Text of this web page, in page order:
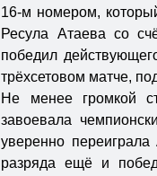
16-м номером,
Ресула Атаева со
победил
трёхсетовом матче,
Не менее громкой
завоевала
уверенно
разряда ещё и